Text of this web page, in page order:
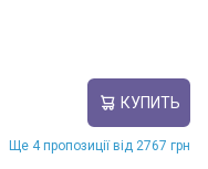
КУПИТЬ
Ще 4 пропозиції від 2767 грн